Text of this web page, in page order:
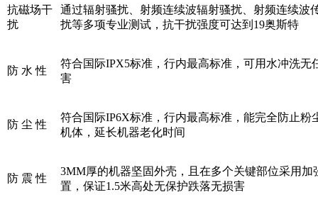
抗磁场干
扰
通过辐射骚扰、射频连续波辐射骚扰、射频连续波
扰等多项专业测试，抗干扰强度可达到19奥斯特
防 水 性
符合国际IPX5标准，行内最高标准，可用水冲洗
害
防 尘 性
符合国际IP6X标准，行内最高标准，能完全防止
机体，延长机器老化时间
防 震 性
3MM厚的机器坚固外壳，且在多个关键部位采用加
置，保证1.5米高处无保护跌落无损害